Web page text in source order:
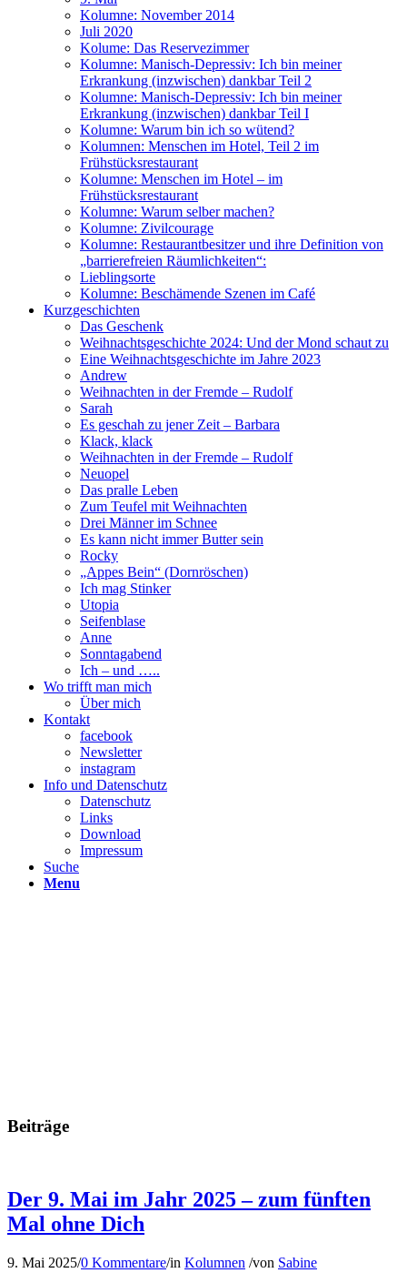
Kolumne: November 2014
Juli 2020
Kolume: Das Reservezimmer
Kolumne: Manisch-Depressiv: Ich bin meiner
Erkrankung (inzwischen) dankbar Teil 2
Kolumne: Manisch-Depressiv: Ich bin meiner
Erkrankung (inzwischen) dankbar Teil I
Kolumne: Warum bin ich so wütend?
Kolumnen: Menschen im Hotel, Teil 2 im
Frühstücksrestaurant
Kolumne: Menschen im Hotel – im
Frühstücksrestaurant
Kolumne: Warum selber machen?
Kolumne: Zivilcourage
Kolumne: Restaurantbesitzer und ihre Definition von
„barrierefreien Räumlichkeiten“:
Lieblingsorte
Kolumne: Beschämende Szenen im Café
Kurzgeschichten
Das Geschenk
Weihnachtsgeschichte 2024: Und der Mond schaut zu
Eine Weihnachtsgeschichte im Jahre 2023
Andrew
Weihnachten in der Fremde – Rudolf
Sarah
Es geschah zu jener Zeit – Barbara
Klack, klack
Weihnachten in der Fremde – Rudolf
Neuopel
Das pralle Leben
Zum Teufel mit Weihnachten
Drei Männer im Schnee
Es kann nicht immer Butter sein
Rocky
„Appes Bein“ (Dornröschen)
Ich mag Stinker
Utopia
Seifenblase
Anne
Sonntagabend
Ich – und …..
Wo trifft man mich
Über mich
Kontakt
facebook
Newsletter
instagram
Info und Datenschutz
Datenschutz
Links
Download
Impressum
Suche
Menu
Beiträge
Der 9. Mai im Jahr 2025 – zum fünften
Mal ohne Dich
9. Mai 2025/0 Kommentare/in Kolumnen /von Sabine